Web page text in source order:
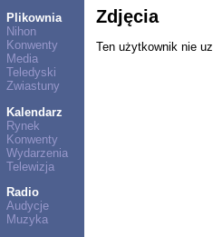
Plikownia
Nihon
Konwenty
Media
Teledyski
Zwiastuny
Kalendarz
Rynek
Konwenty
Wydarzenia
Telewizja
Radio
Audycje
Muzyka
Zdjęcia
Ten użytkownik nie